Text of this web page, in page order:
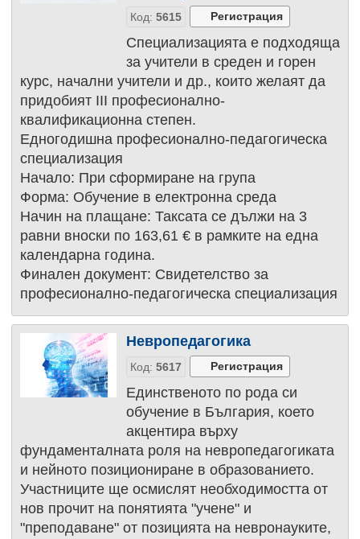
Код: 5615
Специализацията е подходяща
за учители в среден и горен
курс, начални учители и др., които желаят да
придобият III професионално-
квалификационна степен.
Едногодишна професионално-педагогическа
специализация
Начало: При сформиране на група
Форма: Обучение в електронна среда
Начин на плащане: Таксата се дължи на 3
равни вноски по 163,61 € в рамките на една
календарна година.
Финален документ: Свидетелство за
професионално-педагогическа специализация
Невропедагогика
Код: 5617
Единственото по рода си
обучение в България, което
акцентира върху
фундаменталната роля на невропедагогиката
и нейното позициониране в образованието.
Участниците ще осмислят необходимостта от
нов прочит на понятията "учене" и
"преподаване" от позицията на невронауките,